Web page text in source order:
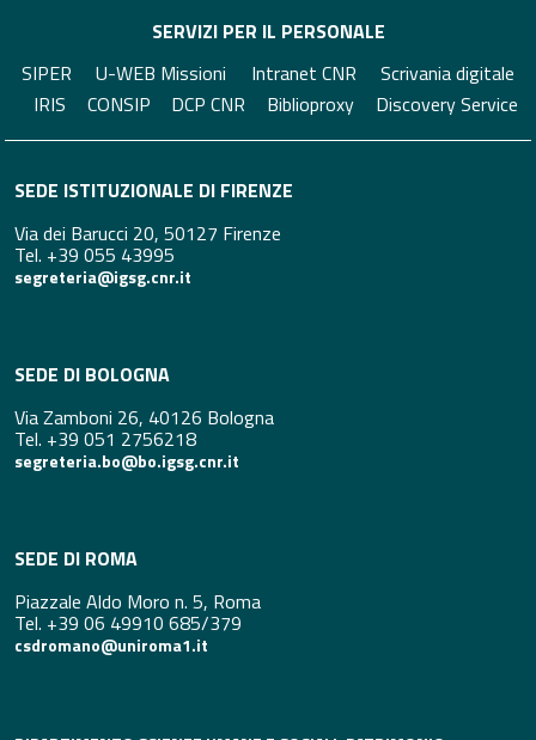
SERVIZI PER IL PERSONALE
SIPER
U-WEB Missioni Intranet CNR
Scrivania digitale
IRIS
CONSIP DCP CNR Biblioproxy Discovery Service
SEDE ISTITUZIONALE DI FIRENZE
Via dei Barucci 20, 50127 Firenze
Tel. +39 055 43995
segreteria@igsg.cnr.it
SEDE DI BOLOGNA
Via Zamboni 26, 40126 Bologna
Tel. +39 051 2756218
segreteria.bo@bo.igsg.cnr.it
SEDE DI ROMA
Piazzale Aldo Moro n. 5, Roma
Tel. +39 06 49910 685/379
csdromano@uniroma1.it